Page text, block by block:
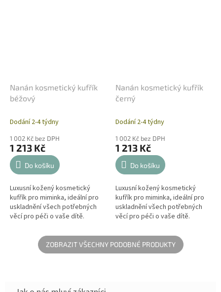
Nanán kosmetický kufřík
béžový
Dodání 2-4 týdny
1 002 Kč bez DPH
1 213 Kč
Do košíku
Luxusní kožený kosmetický
kufřík pro miminka, ideální pro
uskladnění všech potřebných
věcí pro péči o vaše dítě.
pokryta jemnou eko kůží s
Nanán kosmetický kufřík
černý
Dodání 2-4 týdny
1 002 Kč bez DPH
1 213 Kč
Do košíku
Luxusní kožený kosmetický
kufřík pro miminka, ideální pro
uskladnění všech potřebných
věcí pro péči o vaše dítě.
pokryta jemnou eko kůží s
vnitřní...
ZOBRAZIT VŠECHNY PODOBNÉ PRODUKTY